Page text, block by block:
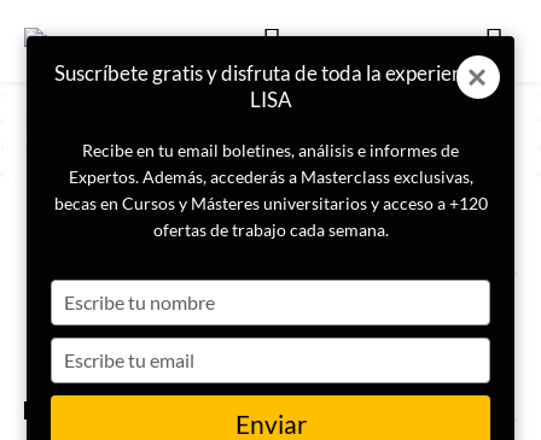
ETIQUETA
Hambre
Agenda 2030: avances y metas
pendientes
Suscríbete gratis y disfruta de toda la experiencia
LISA
Recibe en tu email boletines, análisis e informes de
Expertos. Además, accederás a Masterclass exclusivas,
becas en Cursos y Másteres universitarios y acceso a +120
ofertas de trabajo cada semana.
your
name
your
email
Enviar